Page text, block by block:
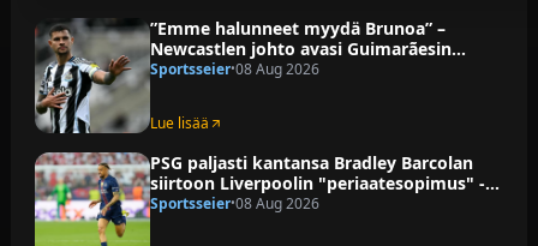
”Emme halunneet myydä Brunoa” –
Newcastlen johto avasi Guimarãesin
siirron taustoja
Sportsseier•08 Aug 2026
Lue lisää
PSG paljasti kantansa Bradley Barcolan
siirtoon Liverpoolin "periaatesopimus" -
väitteiden jälkeen, kun Arsenalin
Sportsseier•08 Aug 2026